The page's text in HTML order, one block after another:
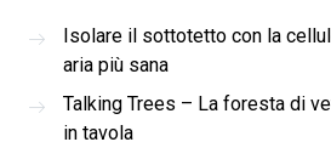
Isolare il sottotetto con la
aria più sana
Talking Trees – La foresta di
in tavola